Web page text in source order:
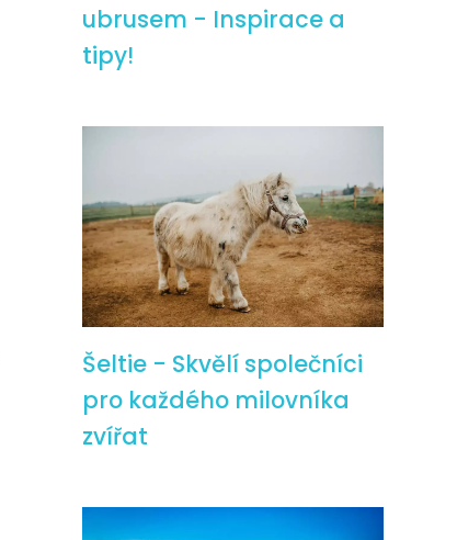
ubrusem - Inspirace a
tipy!
Šeltie - Skvělí společníci
pro každého milovníka
zvířat